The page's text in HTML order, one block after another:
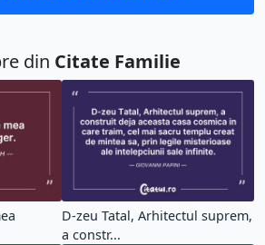
din Citate Familie
D-zeu Tatal, Arhitectul suprem,
a constr...